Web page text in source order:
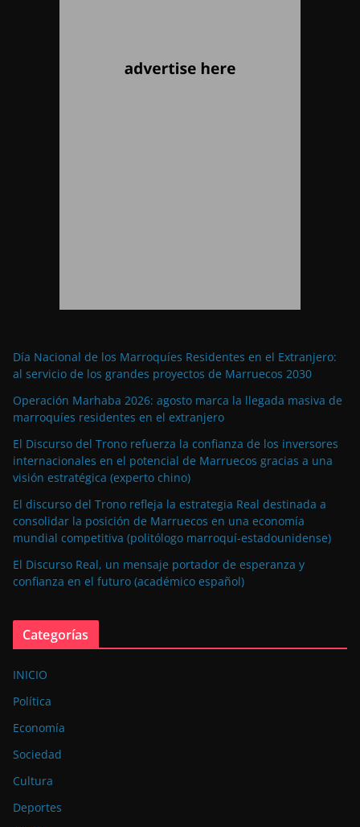
Día Nacional de los Marroquíes Residentes en el Extranjero:
al servicio de los grandes proyectos de Marruecos 2030
Operación Marhaba 2026: agosto marca la llegada masiva de
marroquíes residentes en el extranjero
El Discurso del Trono refuerza la confianza de los inversores
internacionales en el potencial de Marruecos gracias a una
visión estratégica (experto chino)
El discurso del Trono refleja la estrategia Real destinada a
consolidar la posición de Marruecos en una economía
mundial competitiva (politólogo marroquí-estadounidense)
El Discurso Real, un mensaje portador de esperanza y
confianza en el futuro (académico español)
Categorías
INICIO
Política
Economía
Sociedad
Cultura
Deportes